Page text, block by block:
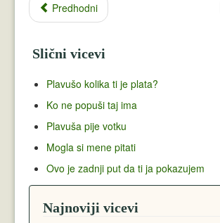
Predhodni
Slični vicevi
Plavušo kolika ti je plata?
Ko ne popuši taj ima
Plavuša pije votku
Mogla si mene pitati
Ovo je zadnji put da ti ja pokazujem
Najnoviji vicevi